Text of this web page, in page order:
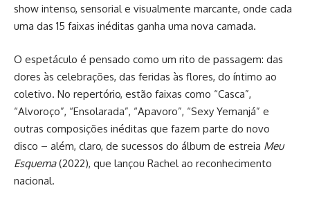
show intenso, sensorial e visualmente marcante, onde cada
uma das 15 faixas inéditas ganha uma nova camada.
O espetáculo é pensado como um rito de passagem: das
dores às celebrações, das feridas às flores, do íntimo ao
coletivo. No repertório, estão faixas como “Casca”,
“Alvoroço”, “Ensolarada”, “Apavoro”, “Sexy Yemanjá” e
outras composições inéditas que fazem parte do novo
disco – além, claro, de sucessos do álbum de estreia Meu
Esquema(2022), que lançou Rachel ao reconhecimento
nacional.